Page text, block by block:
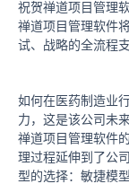
祝贺禅道项目管理
禅道项目管理软件
试、战略的全流程支
如何在医药制造业
力，这是该公司未
禅道项目管理软件
理过程延伸到了公
型的选择：敏捷模